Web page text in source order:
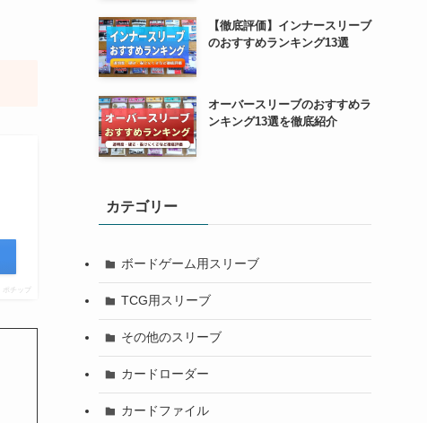
ポチップ
【徹底評価】インナースリーブ
のおすすめランキング13選
オーバースリーブのおすすめラ
ンキング13選を徹底紹介
カテゴリー
ボードゲーム用スリーブ
TCG用スリーブ
その他のスリーブ
カードローダー
カードファイル